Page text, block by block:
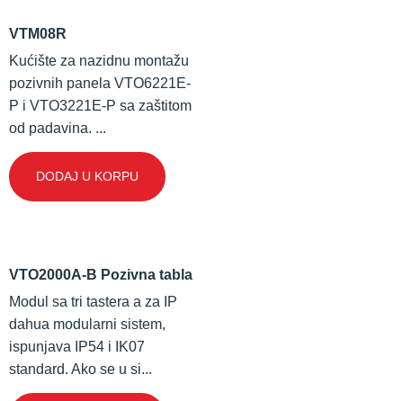
VTM08R
Kućište za nazidnu montažu
pozivnih panela VTO6221E-
P i VTO3221E-P sa zaštitom
od padavina. ...
DODAJ U KORPU
VTO2000A-B Pozivna tabla
Modul sa tri tastera a za IP
dahua modularni sistem,
ispunjava IP54 i IK07
standard. Ako se u si...